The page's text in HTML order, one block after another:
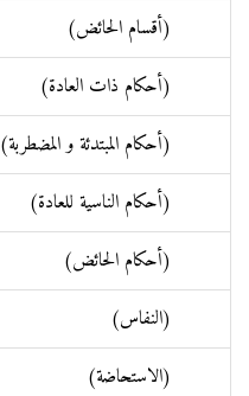
(أقسام الحائض)
(أحكام ذات العادة)
(أحكام المبتدئة و المضطربة)
(أحكام الناسية للعادة)
(أحكام الحائض)
(النفاس)
(الاستحاضة)